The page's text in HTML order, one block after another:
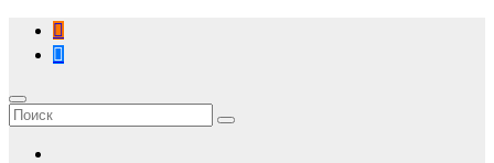
Перейти
содержимому